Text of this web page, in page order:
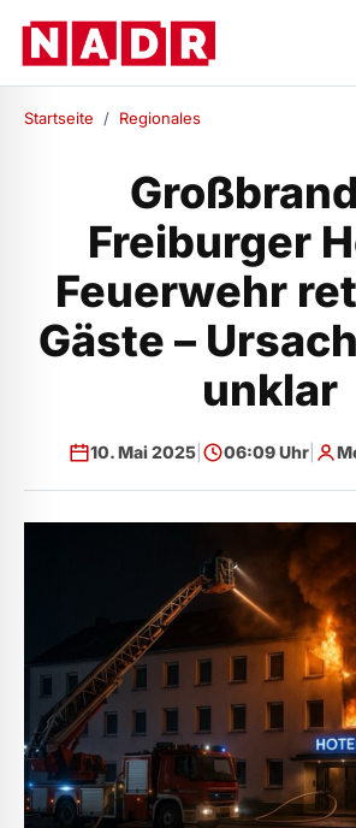
Startseite / Regionales
Freiburger
Feuerwehr
Gäste –
unklar
10. Mai 2025| 06:09 Uhr|